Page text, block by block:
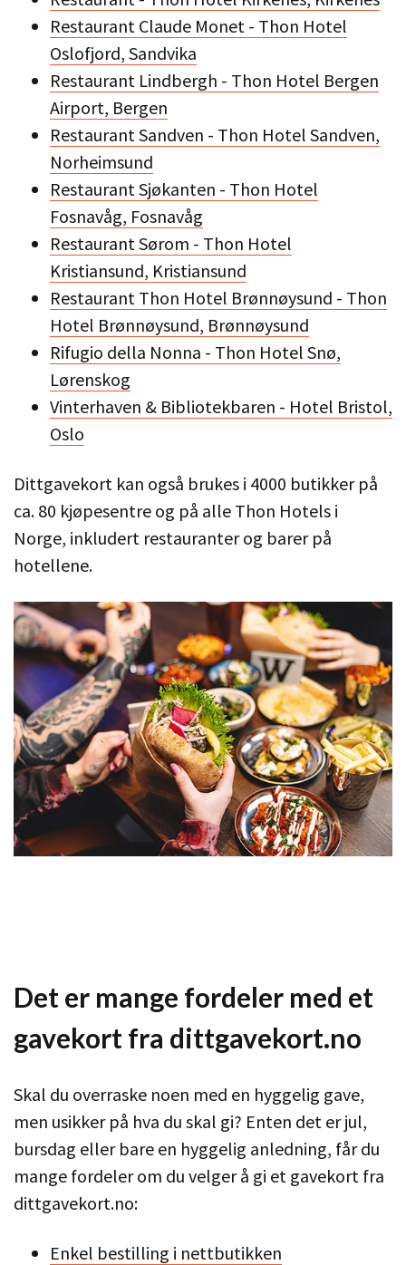
Restaurant Claude Monet - Thon Hotel
Oslofjord, Sandvika
Restaurant Lindbergh - Thon Hotel Bergen
Airport, Bergen
Restaurant Sandven - Thon Hotel Sandven,
Norheimsund
Restaurant Sjøkanten - Thon Hotel
Fosnavåg, Fosnavåg
Restaurant Sørom - Thon Hotel
Kristiansund, Kristiansund
Restaurant Thon Hotel Brønnøysund - Thon
Hotel Brønnøysund, Brønnøysund
Rifugio della Nonna - Thon Hotel Snø,
Lørenskog
Vinterhaven & Bibliotekbaren - Hotel Bristol,
Oslo
Dittgavekort kan også brukes i 4000 butikker på
ca. 80 kjøpesentre og på alle Thon Hotels i
Norge, inkludert restauranter og barer på
hotellene.
Det er mange fordeler med et
gavekort fra dittgavekort.no
Skal du overraske noen med en hyggelig gave,
men usikker på hva du skal gi? Enten det er jul,
bursdag eller bare en hyggelig anledning, får du
mange fordeler om du velger å gi et gavekort fra
dittgavekort.no:
Enkel bestilling i nettbutikken